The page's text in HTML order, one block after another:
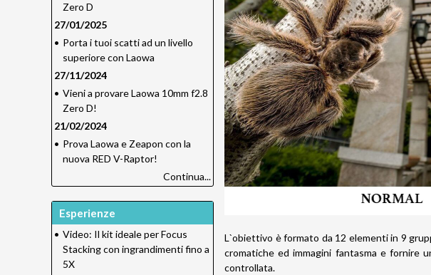
L`obiettivo è formato da 12 elementi in 9
cromatiche ed immagini fantasma e fornire
controllata.
Zero D
27/01/2025
• Porta i tuoi scatti ad un livello
superiore con Laowa
27/11/2024
• Vieni a provare Laowa 10mm f2.8
Zero D!
21/02/2024
• Prova Laowa e Zeapon con la
nuova RED V-Raptor!
Continua...
Esperienze
• Video: Il kit ideale per Focus
Stacking con ingrandimenti fino a
5X